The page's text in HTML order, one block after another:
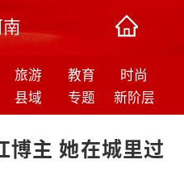
旅游 教育
时尚
县域 专题 新阶层
博主 她在城里过